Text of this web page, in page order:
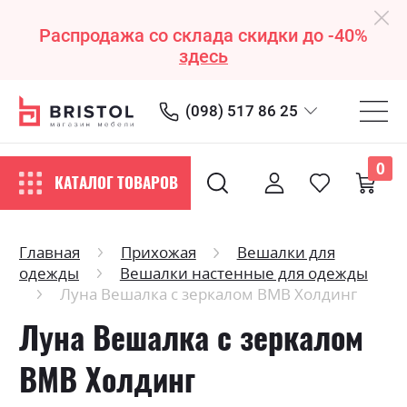
Распродажа со склада скидки до -40%
здесь
(098) 517 86 25
КАТАЛОГ ТОВАРОВ
0
Главная Прихожая
Вешалки для
одежды
Вешалки настенные для одежды
Луна Вешалка с зеркалом ВМВ Холдинг
Луна Вешалка с зеркалом
ВМВ Холдинг